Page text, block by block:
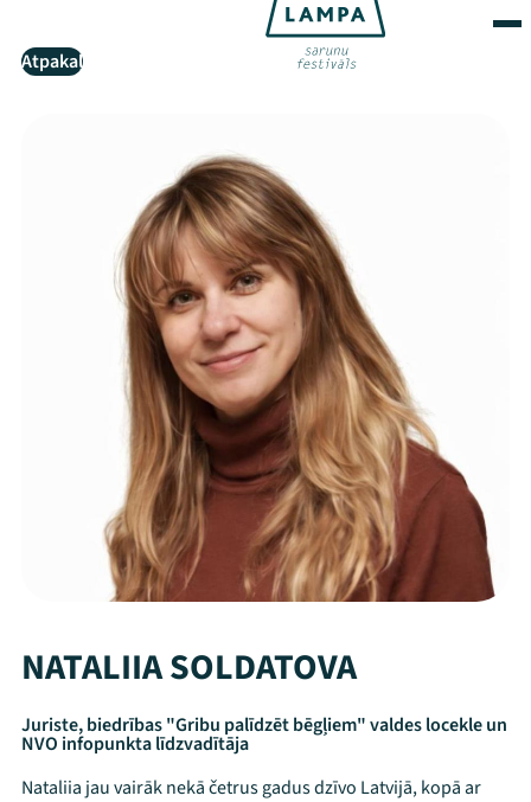
Atpakaļ
NATALIIA SOLDATOVA
Juriste, biedrības "Gribu palīdzēt bēgļiem" valdes locekle un
NVO infopunkta līdzvadītāja
Nataliia jau vairāk nekā četrus gadus dzīvo Latvijā, kopā ar